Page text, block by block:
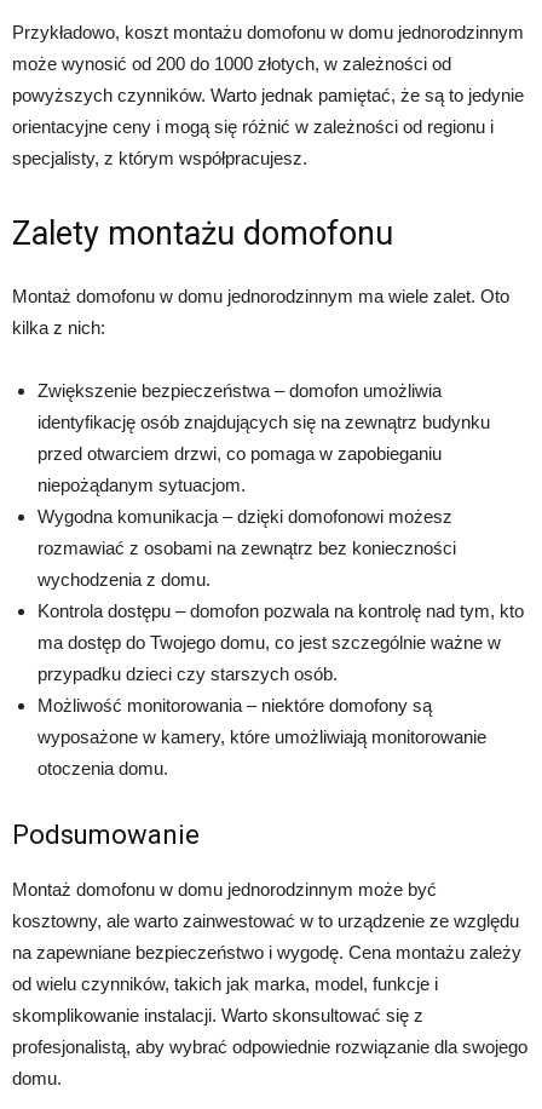
Przykładowo, koszt montażu domofonu w domu jednorodzinnym
może wynosić od 200 do 1000 złotych, w zależności od
powyższych czynników. Warto jednak pamiętać, że są to jedynie
orientacyjne ceny i mogą się różnić w zależności od regionu i
specjalisty, z którym współpracujesz.
Zalety montażu domofonu
Montaż domofonu w domu jednorodzinnym ma wiele zalet. Oto
kilka z nich:
Zwiększenie bezpieczeństwa – domofon umożliwia
identyfikację osób znajdujących się na zewnątrz budynku
przed otwarciem drzwi, co pomaga w zapobieganiu
niepożądanym sytuacjom.
Wygodna komunikacja – dzięki domofonowi możesz
rozmawiać z osobami na zewnątrz bez konieczności
wychodzenia z domu.
Kontrola dostępu – domofon pozwala na kontrolę nad tym, kto
ma dostęp do Twojego domu, co jest szczególnie ważne w
przypadku dzieci czy starszych osób.
Możliwość monitorowania – niektóre domofony są
wyposażone w kamery, które umożliwiają monitorowanie
otoczenia domu.
Podsumowanie
Montaż domofonu w domu jednorodzinnym może być
kosztowny, ale warto zainwestować w to urządzenie ze względu
na zapewniane bezpieczeństwo i wygodę. Cena montażu zależy
od wielu czynników, takich jak marka, model, funkcje i
skomplikowanie instalacji. Warto skonsultować się z
profesjonalistą, aby wybrać odpowiednie rozwiązanie dla swojego
domu.